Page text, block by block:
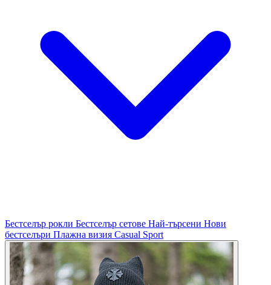
Бестселър рокли Бестселър сетове Най-търсени Нови
бестселъри Плажна визия Casual Sport